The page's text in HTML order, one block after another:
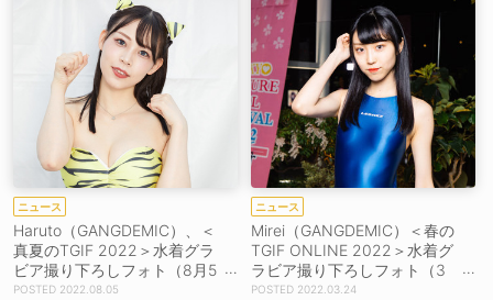
ニュース
Haruto（GANGDEMIC）、＜
真夏のTGIF 2022＞水着グラ
ビア撮り下ろしフォト（8月5
日）
2022.08.05
ニュース
Mirei（GANGDEMIC）＜春の
TGIF ONLINE 2022＞水着グ
ラビア撮り下ろしフォト（3
月24日）2022.03.24